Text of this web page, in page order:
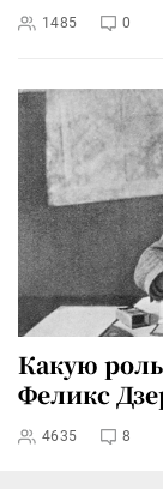
1485 0
Какую
Феликс
4635 8